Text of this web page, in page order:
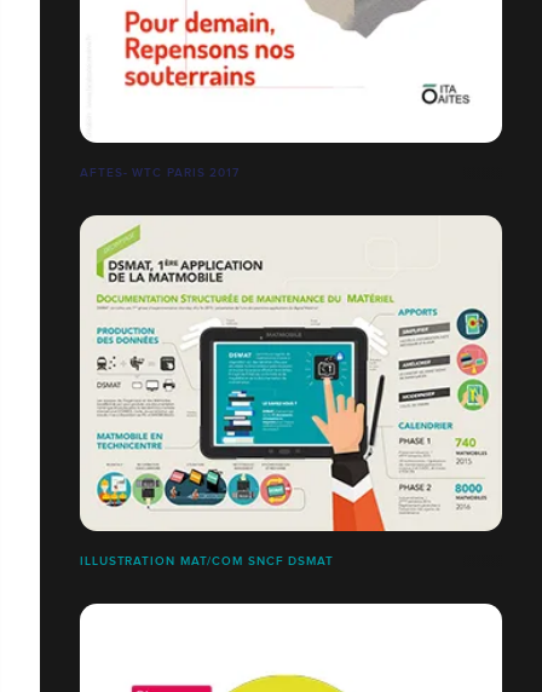
AFTES- WTC PARIS 2017
ILLUSTRATION MAT/COM SNCF DSMAT